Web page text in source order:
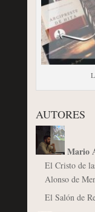
AUTORES
Mario
El Cristo de
Alonso de
El Salón de